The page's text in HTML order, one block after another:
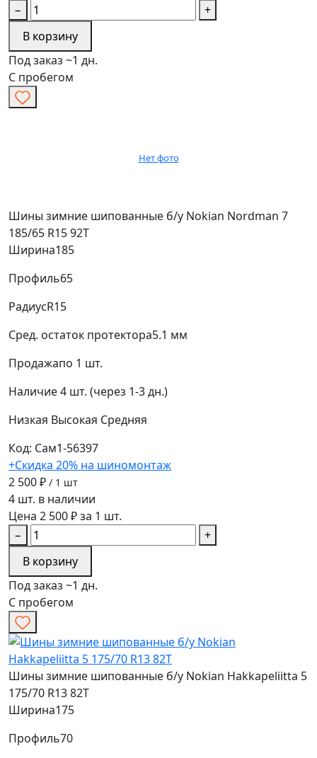
−
+
В корзину
Под заказ ~1 дн.
С пробегом
Нет фото
Шины зимние шипованные б/у Nokian Nordman 7
185/65 R15 92T
Ширина185
Профиль65
РадиусR15
Сред. остаток протектора5.1 мм
Продажапо 1 шт.
Наличие4 шт. (через 1-3 дн.)
Низкая Высокая Средняя
Код: Сам1-56397
+Скидка 20% на шиномонтаж
2 500 ₽ / 1 шт
4 шт. в наличии
Цена 2 500 ₽ за 1 шт.
−
+
В корзину
Под заказ ~1 дн.
С пробегом
Шины зимние шипованные б/у Nokian Hakkapeliitta 5
175/70 R13 82T
Ширина175
Профиль70